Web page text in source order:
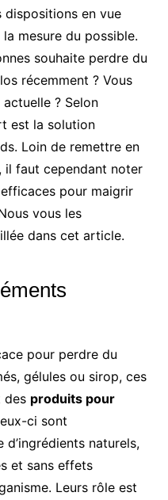
dispositions en vue
mesure du possible.
souhaite perdre du
récemment ? Vous
? Selon
est la solution
Loin de remettre en
il faut cependant noter
efficaces pour maigrir
vous les
dans cet article.
pour perdre du
gélules ou sirop, ces
des produits pour
ci sont
naturels,
et sans effets
Leurs rôle est